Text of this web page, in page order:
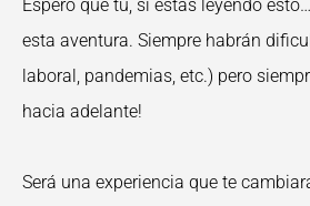
Espero que tú, sí estás leyendo
esta aventura. Siempre habrán
laboral, pandemias, etc.) pero
hacia adelante!
Será una experiencia que te